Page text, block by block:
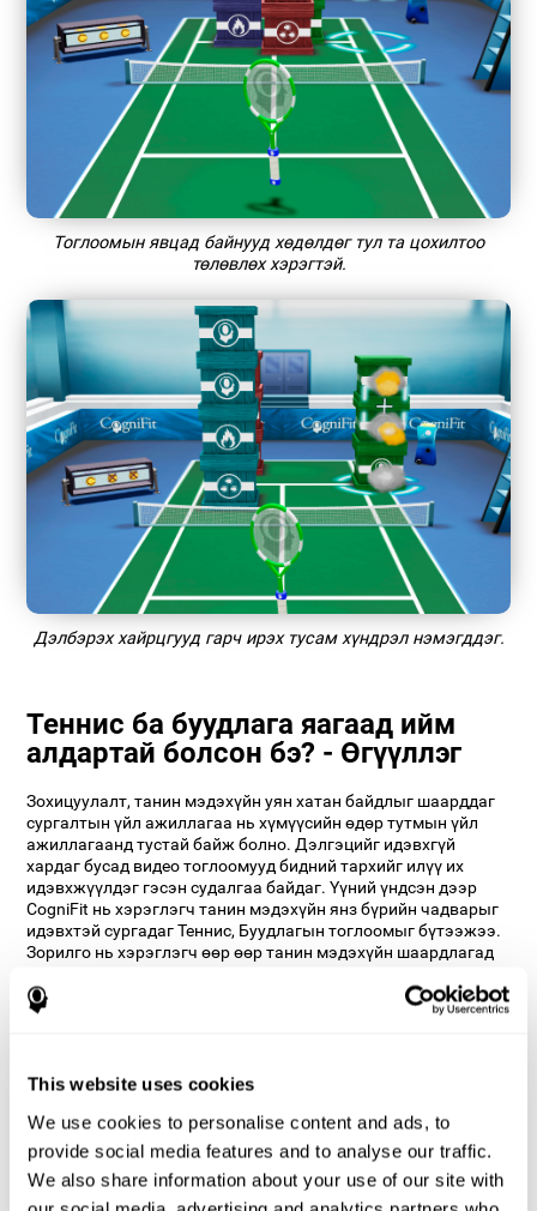
This website uses cookies
We use cookies to personalise content and ads, to
provide social media features and to analyse our traffic.
We also share information about your use of our site with
Тоглоомын явцад байнууд хөдөлдөг тул та цохилтоо
төлөвлөх хэрэгтэй.
Дэлбэрэх хайрцгууд гарч ирэх тусам хүндрэл нэмэгддэг.
Теннис ба буудлага яагаад ийм
алдартай болсон бэ? - Өгүүллэг
Зохицуулалт, танин мэдэхүйн уян хатан байдлыг шаарддаг
сургалтын үйл ажиллагаа нь хүмүүсийн өдөр тутмын үйл
ажиллагаанд тустай байж болно. Дэлгэцийг идэвхгүй
хардаг бусад видео тоглоомууд бидний тархийг илүү их
идэвхжүүлдэг гэсэн судалгаа байдаг. Үүний үндсэн дээр
CogniFit нь хэрэглэгч танин мэдэхүйн янз бүрийн чадварыг
идэвхтэй сургадаг Теннис, Буудлагын тоглоомыг бүтээжээ.
Зорилго нь хэрэглэгч өөр өөр танин мэдэхүйн шаардлагад
Ухаалаг теннис, буудлага
хэрхэн танин мэдэхүйн чадвараа
сайжруулах вэ?
Теннис, буудлага гэх мэт тоглоомоор дамжуулан тархины
сургалт нь мэдрэлийн үйл ажиллагааны тодорхой
хэлбэрийг өдөөдөг. Сургалтаар дамжуулан энэ хэв маягийг